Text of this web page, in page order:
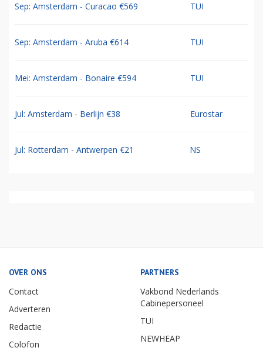
Sep: Amsterdam - Curacao €569 TUI
Sep: Amsterdam - Aruba €614 TUI
Mei: Amsterdam - Bonaire €594 TUI
Jul: Amsterdam - Berlijn €38 Eurostar
Jul: Rotterdam - Antwerpen €21 NS
OVER ONS
Contact
Adverteren
Redactie
Colofon
PARTNERS
Vakbond Nederlands
Cabinepersoneel
TUI
NEWHEAP